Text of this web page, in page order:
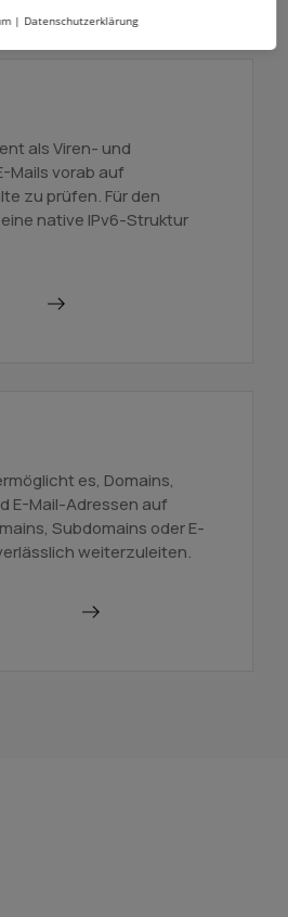
als Viren- und
Mails vorab auf
zu prüfen. Für den
native IPv6-Struktur
es, Domains,
E-Mail-Adressen auf
Subdomains oder E-
weiterzuleiten.
| Datenschutzerklärung